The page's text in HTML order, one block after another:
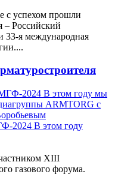
с успехом прошли
– Российский
33-я международная
В этом году
XIII
газового форума.